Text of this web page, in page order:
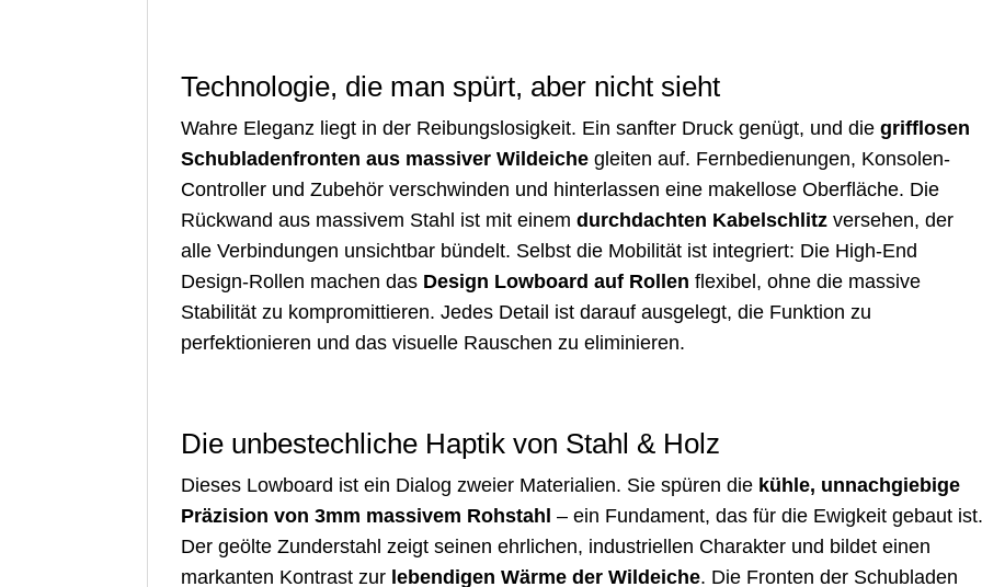
Technologie, die man spürt, aber nicht sieht
Wahre Eleganz liegt in der Reibungslosigkeit. Ein sanfter Druck genügt, und diegrifflosen
Schubladenfronten aus massiver Wildeiche gleiten auf. Fernbedienungen, Konsolen-
Controller und Zubehör verschwinden und hinterlassen eine makellose Oberfläche. Die
Rückwand aus massivem Stahl ist mit einemdurchdachten Kabelschlitz versehen, der
alle Verbindungen unsichtbar bündelt. Selbst die Mobilität ist integriert: Die High-End
Design-Rollen machen das Design Lowboard auf Rollen flexibel, ohne die massive
Stabilität zu kompromittieren. Jedes Detail ist darauf ausgelegt, die Funktion zu
perfektionieren und das visuelle Rauschen zu eliminieren.
Die unbestechliche Haptik von Stahl & Holz
Dieses Lowboard ist ein Dialog zweier Materialien. Sie spüren die kühle, unnachgiebige
Präzision von 3mm massivem Rohstahl – ein Fundament, das für die Ewigkeit gebaut ist.
Der geölte Zunderstahl zeigt seinen ehrlichen, industriellen Charakter und bildet einen
markanten Kontrast zur lebendigen Wärme der Wildeiche. Die Fronten der Schubladen